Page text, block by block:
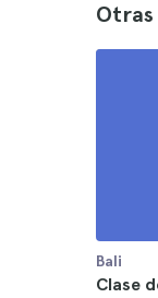
Otras
Bali
Clase